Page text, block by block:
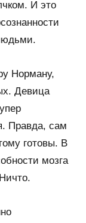
И это
Норману,
Девица
Правда, сам
готовы. В
мозга